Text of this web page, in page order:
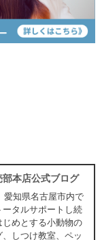
本店公式ブログ
愛知県名古屋市内で
タルサポートし続
めとする小動物の
しつけ教室、ペッ